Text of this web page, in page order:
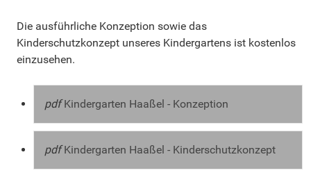
Die ausführliche Konzeption sowie das
Kinderschutzkonzept unseres Kindergartens ist kostenlos
einzusehen.
pdf Kindergarten Haaßel - Konzeption
pdf Kindergarten Haaßel - Kinderschutzkonzept